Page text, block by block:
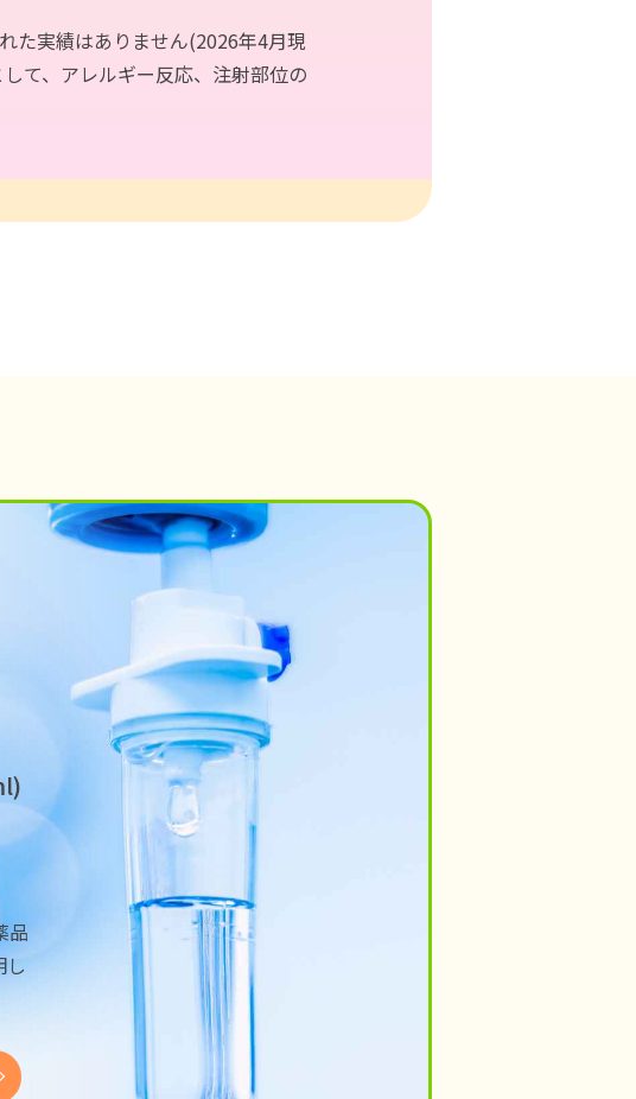
た実績はありません(2026年4⽉現
て、アレルギー反応、注射部位の
品